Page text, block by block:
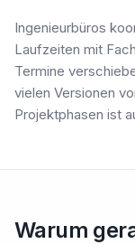
Ingenieurbüros
Laufzeiten mit
Termine
vielen Versionen
Projektphasen ist
Warum